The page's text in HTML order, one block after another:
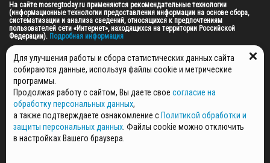
На сайте mosregtoday.ru применяются рекомендательные технологии
(информационные технологии предоставления информации на основе сбора,
систематизации и анализа сведений, относящихся к предпочтениям
пользователей сети «Интернет», находящихся на территории Российской
Федерации). Подробная информация
© 2026 ПРАВА НА ВСЕ МАТЕРИАЛЫ САЙТА ПРИНАДЛЕЖАТ ГАУ МО "ЦИФРОВЫЕ
МЕДИА" (ОГРН: 1255000059467).
ПОЛИТИКА ОБРАБОТКИ И ЗАЩИТЫ ПЕРСОНАЛЬНЫХ ДАННЫХ
НОВОСТИ
ГАЗЕТЫ
РЕКЛАМОДАТЕЛЯМ
Для улучшения работы и сбора статистических данных сайта
собираются данные, используя файлы cookie и метрические
программы.
Продолжая работу с сайтом, Вы даете свое согласие на
обработку персональных данных,
а также подтверждаете ознакомление с Политикой обработки и
защиты персональных данных . Файлы cookie можно отключить
в настройках Вашего браузера.